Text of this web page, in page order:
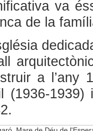
va
de la
a l’any
(1936-